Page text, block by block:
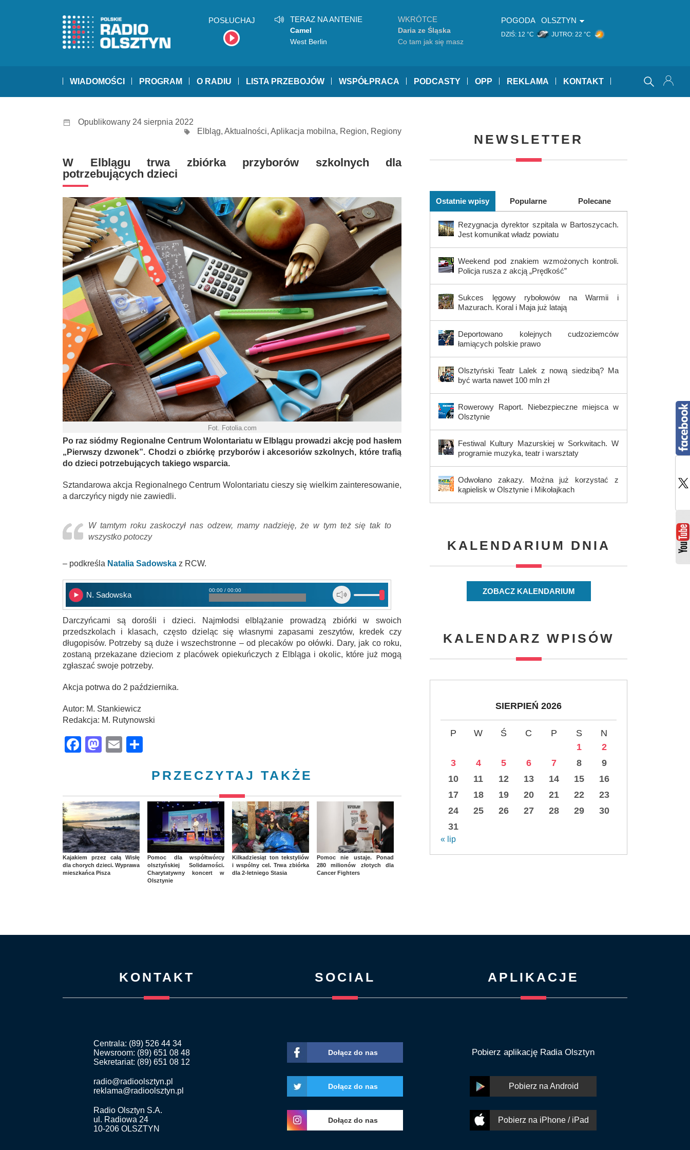
POSŁUCHAJ TERAZ NA ANTENIE
Camel
West Berlin
WKRÓTCE
Daria ze Śląska
Co tam jak się masz
POGODA OLSZTYN
DZIŚ: 12 °C JUTRO: 22 °C
WIADOMOŚCI PROGRAM O RADIU LISTA PRZEBOJÓW WSPÓŁPRACA PODCASTY OPP REKLAMA KONTAKT
Opublikowany 24 sierpnia 2022
Elbląg, Aktualności, Aplikacja mobilna, Region, Regiony
W Elblągu trwa zbiórka przyborów szkolnych dla
potrzebujących dzieci
Fot. Fotolia.com
Po raz siódmy Regionalne Centrum Wolontariatu w Elblągu prowadzi akcję pod hasłem
„Pierwszy dzwonek”. Chodzi o zbiórkę przyborów i akcesoriów szkolnych, które trafią
do dzieci potrzebujących takiego wsparcia.
Sztandarowa akcja Regionalnego Centrum Wolontariatu cieszy się wielkim zainteresowanie,
a darczyńcy nigdy nie zawiedli.
W tamtym roku zaskoczył nas odzew, mamy nadzieję, że w tym też się tak to
wszystko potoczy
– podkreśla Natalia Sadowska z RCW.
N. Sadowska
00:00 / 00:00
Darczyńcami są dorośli i dzieci. Najmłodsi elblążanie prowadzą zbiórki w swoich
przedszkolach i klasach, często dzieląc się własnymi zapasami zeszytów, kredek czy
długopisów. Potrzeby są duże i wszechstronne – od plecaków po ołówki. Dary, jak co roku,
zostaną przekazane dzieciom z placówek opiekuńczych z Elbląga i okolic, które już mogą
zgłaszać swoje potrzeby.
Akcja potrwa do 2 października.
Autor: M. Stankiewicz
Redakcja: M. Rutynowski
Facebook
Mastodon
Email
PRZECZYTAJ TAKŻE
Kajakiem przez całą Wisłę
dla chorych dzieci. Wyprawa
mieszkańca Pisza
Pomoc dla współtwórcy
olsztyńskiej Solidarności.
Charytatywny koncert w
Olsztynie
Kilkadziesiąt ton tekstyliów
i wspólny cel. Trwa zbiórka
dla 2-letniego Stasia
Pomoc nie ustaje. Ponad
280 milionów złotych dla
Cancer Fighters
NEWSLETTER
Ostatnie wpisy Popularne Polecane
Rezygnacja dyrektor szpitala w Bartoszycach.
Jest komunikat władz powiatu
Weekend pod znakiem wzmożonych kontroli.
Policja rusza z akcją „Prędkość”
Sukces lęgowy rybołowów na Warmii i
Mazurach. Koral i Maja już latają
Deportowano kolejnych cudzoziemców
łamiących polskie prawo
Olsztyński Teatr Lalek z nową siedzibą? Ma
być warta nawet 100 mln zł
Rowerowy Raport. Niebezpieczne miejsca w
Olsztynie
Festiwal Kultury Mazurskiej w Sorkwitach. W
programie muzyka, teatr i warsztaty
Odwołano zakazy. Można już korzystać z
kąpielisk w Olsztynie i Mikołajkach
KALENDARIUM DNIA
ZOBACZ KALENDARIUM
KALENDARZ WPISÓW
SIERPIEŃ 2026
P W Ś C P S
N
1
2
3
4 5 6 7 8
9
10
11 12 13 14 15
16
17
18 19 20 21 22
23
24
25 26 27 28 29
30
31
« lip
KONTAKT
Centrala: (89) 526 44 34
Newsroom: (89) 651 08 48
Sekretariat: (89) 651 08 12
radio@radioolsztyn.pl
reklama@radioolsztyn.pl
Radio Olsztyn S.A.
ul. Radiowa 24
10-206 OLSZTYN
SOCIAL
Dołącz do nas
Dołącz do nas
Dołącz do nas
APLIKACJE
Pobierz aplikację Radia Olsztyn
Pobierz na Android
Pobierz na iPhone / iPad